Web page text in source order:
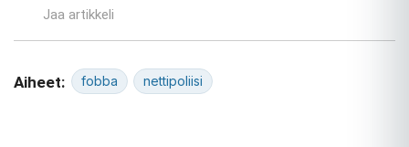
Jaa artikkeli
Aiheet: fobba nettipoliisi